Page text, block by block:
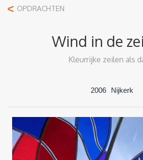
< OPDRACHTEN
Wind in de
Kleurrijke zeilen als
2006 Nijkerk